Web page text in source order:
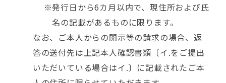
発行日から6カ月以内で、現住所および氏
名の記載があるものに限ります。
なお、ご本人からの開示等の請求の場合、返
答の送付先は上記本人確認書類〔イ.をご提出
いただいている場合はイ.〕に記載されたご本